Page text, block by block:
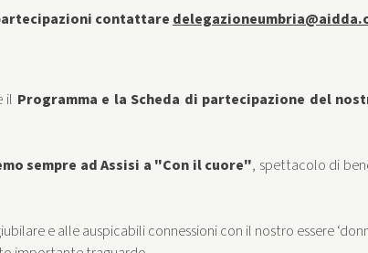
contattare
il Programma e la Scheda di partecipazione del
sempre ad Assisi a "Con il cuore", spettacolo di
e alle auspicabili connessioni con il nostro essere